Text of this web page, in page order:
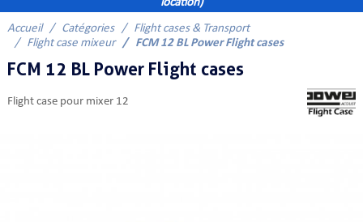
location)
Accueil Catégories
Flight cases & Transport
Flight case mixeur
FCM 12 BL Power Flight cases
FCM 12 BL Power Flight cases
flight case pour mixer 12